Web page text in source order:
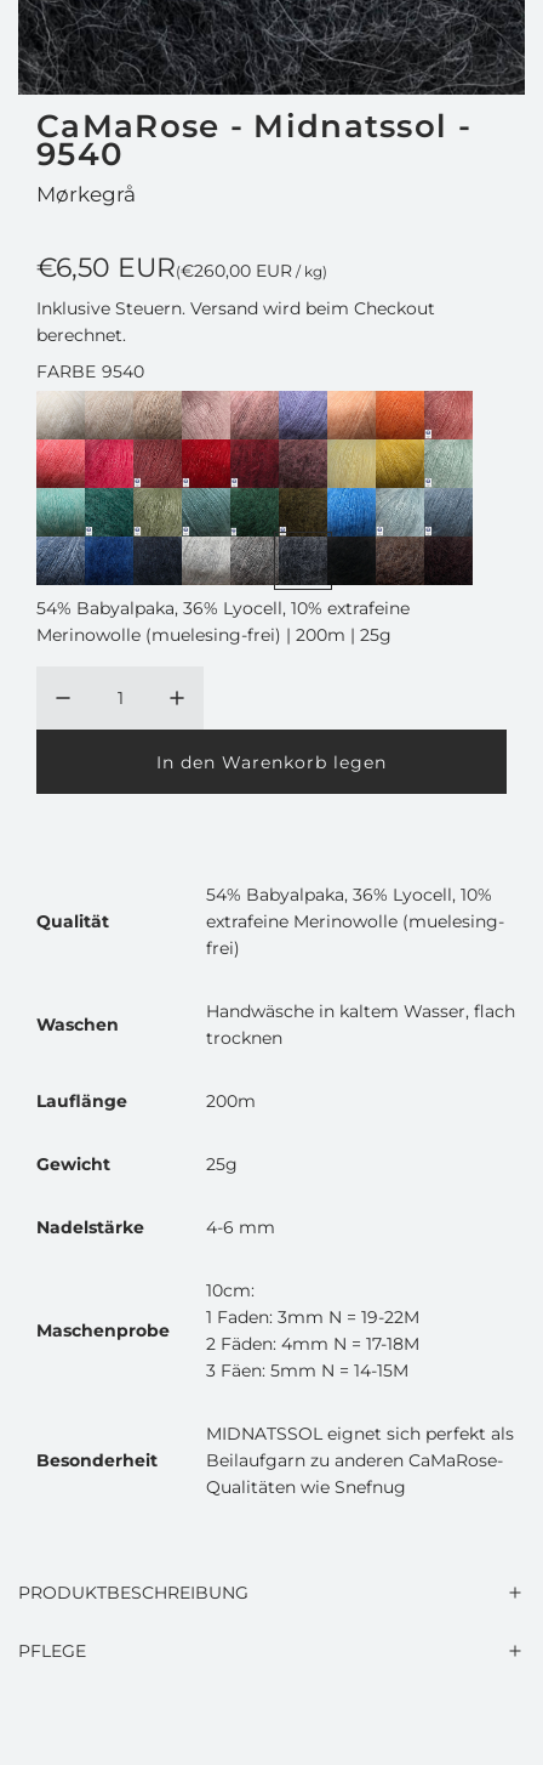
CaMaRose - Midnatssol -
9540
Mørkegrå
R
e
g
u
l
ä
r
e
r
P
e
€6,50 EUR(€260,00 EUR / kg)
Inklusive Steuern. Versand wird beim Checkout
berechnet.
FARBE 9540
54% Babyalpaka, 36% Lyocell, 10% extrafeine
Merinowolle (muelesing-frei) | 200m | 25g
In den Warenkorb legen
L
a
.
.
Qualität
54% Babyalpaka, 36% Lyocell, 10%
extrafeine Merinowolle (muelesing-
frei)
Waschen
Handwäsche in kaltem Wasser, flach
trocknen
Lauflänge 200m
Gewicht 25g
Nadelstärke 4-6 mm
Maschenprobe
10cm:
1 Faden: 3mm N = 19-22M
2 Fäden: 4mm N = 17-18M
3 Fäen: 5mm N = 14-15M
Besonderheit
MIDNATSSOL eignet sich perfekt als
Beilaufgarn zu anderen CaMaRose-
Qualitäten wie Snefnug
PRODUKTBESCHREIBUNG
PFLEGE